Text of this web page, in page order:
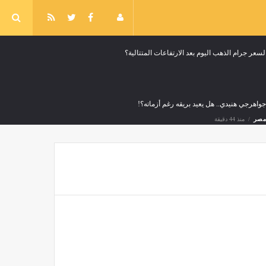
جرام الذهب اليوم بعد الارتفاعات المتتالية؟
جواهرجي هنيدي.. هل يعيد بريقه رغم أزماته؟!
مصر منذ 44 دقيقة